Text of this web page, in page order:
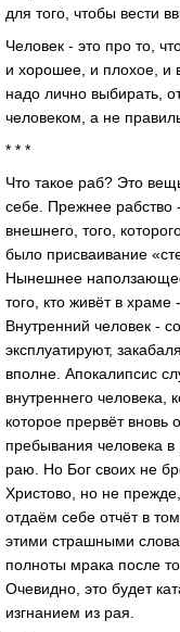
для того, чтобы вести
Человек - это про то,
и хорошее, и плохое, и
надо лично выбирать,
человеком, а не
* * *
Что такое раб? Это
себе. Прежнее рабство
внешнего, того,
было присваивание
Нынешнее
того, кто живёт в храме
Внутренний человек -
эксплуатируют,
вполне. Апокалипсис
внутреннего человека,
которое прервёт вновь
пребывания человека
раю. Но Бог своих не
Христово, но не
отдаём себе отчёт в
этими страшными
полноты мрака после
Очевидно, это будет
изгнанием из рая.